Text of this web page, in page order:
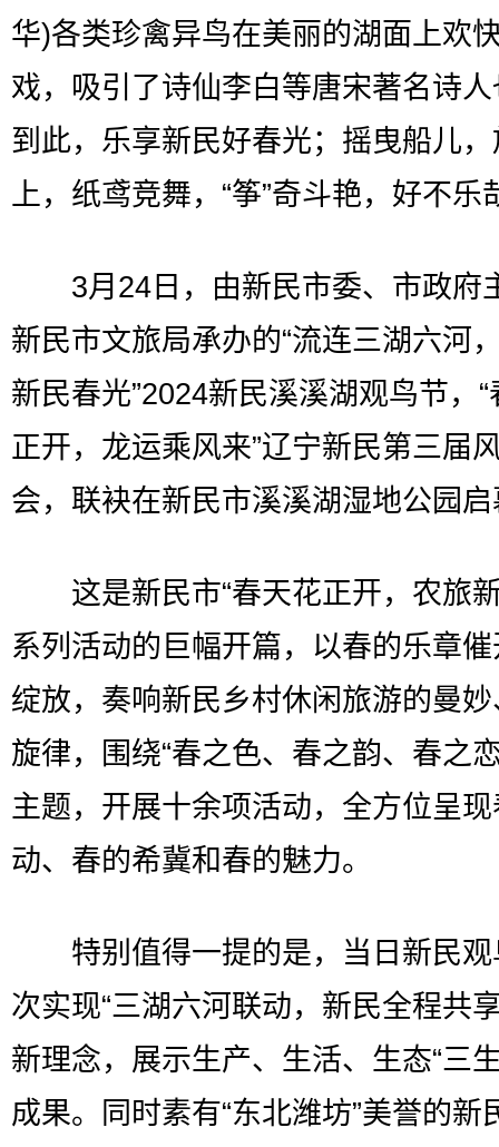
华)各类珍禽异鸟在美丽的湖面上欢
戏，吸引了诗仙李白等唐宋著名诗
到此，乐享新民好春光；摇曳船儿
上，纸鸢竞舞，“筝”奇斗艳，好不乐
3月24日，由新民市委、市政府
新民市文旅局承办的“流连三湖六河
新民春光”2024新民溪溪湖观鸟节，
正开，龙运乘风来”辽宁新民第三届
会，联袂在新民市溪溪湖湿地公园
这是新民市“春天花正开，农旅新
系列活动的巨幅开篇，以春的乐章
绽放，奏响新民乡村休闲旅游的曼
旋律，围绕“春之色、春之韵、春之
主题，开展十余项活动，全方位呈
动、春的希冀和春的魅力。
特别值得一提的是，当日新民观
次实现“三湖六河联动，新民全程共
新理念，展示生产、生活、生态“三
成果。同时素有“东北潍坊”美誉的新